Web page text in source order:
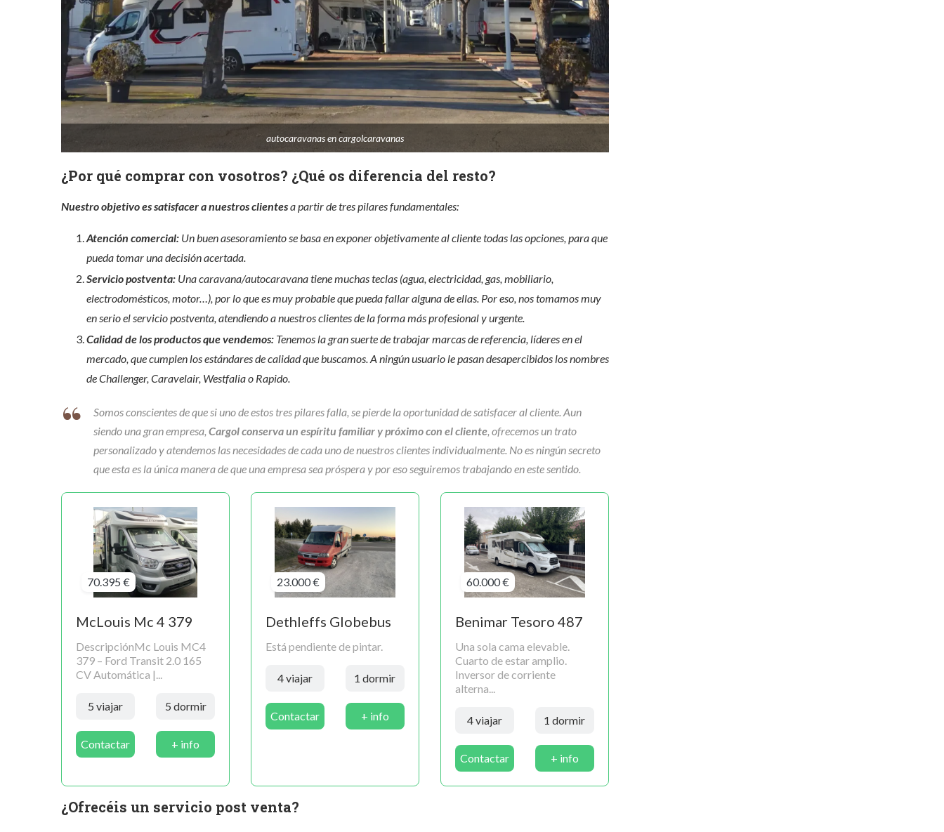
autocaravanas en cargolcaravanas
¿Por qué comprar con vosotros? ¿Qué os diferencia del resto?
Nuestro objetivo es satisfacer a nuestros clientesa partir de tres pilares fundamentales:
Atención comercial: Un buen asesoramiento se basa en exponer objetivamente al cliente todas las opciones, para que
pueda tomar una decisión acertada.
Servicio postventa: Una caravana/autocaravana tiene muchas teclas (agua, electricidad, gas, mobiliario,
electrodomésticos, motor…), por lo que es muy probable que pueda fallar alguna de ellas. Por eso, nos tomamos muy
en serio el servicio postventa, atendiendo a nuestros clientes de la forma más profesional y urgente.
Calidad de los productos que vendemos: Tenemos la gran suerte de trabajar marcas de referencia, líderes en el
mercado, que cumplen los estándares de calidad que buscamos. A ningún usuario le pasan desapercibidos los nombres
de Challenger, Caravelair, Westfalia o Rapido.
Somos conscientes de que si uno de estos tres pilares falla, se pierde la oportunidad de satisfacer al cliente. Aun
siendo una gran empresa, Cargol conserva un espíritu familiar y próximo con el cliente, ofrecemos un trato
personalizado y atendemos las necesidades de cada uno de nuestros clientes individualmente. No es ningún secreto
que esta es la única manera de que una empresa sea próspera y por eso seguiremos trabajando en este sentido.
70.395 €
McLouis Mc 4 379
DescripciónMc Louis MC4
379 – Ford Transit 2.0 165
CV Automática |...
5 viajar 5 dormir
Contactar + info
23.000 €
Dethleffs Globebus
Está pendiente de pintar.
4 viajar 1 dormir
Contactar + info
60.000 €
Benimar Tesoro 487
Una sola cama elevable.
Cuarto de estar amplio.
Inversor de corriente
alterna...
4 viajar 1 dormir
Contactar + info
¿Ofrecéis un servicio post venta?